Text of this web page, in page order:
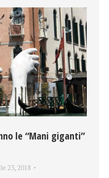
le “Mani giganti”
23, 2018